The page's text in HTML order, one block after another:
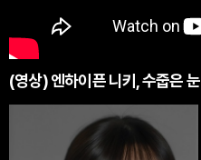
(영상) 엔하이픈 니키, 수줍은